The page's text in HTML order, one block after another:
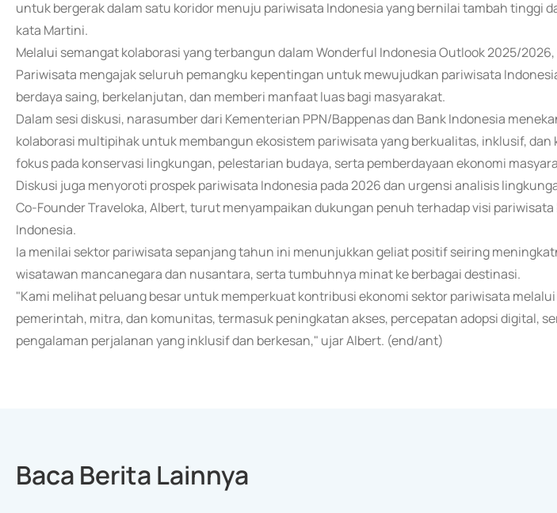
untuk bergerak dalam satu koridor menuju pariwisata Indonesia yang bernilai tambah tinggi
kata Martini.
Melalui semangat kolaborasi yang terbangun dalam Wonderful Indonesia Outlook 2025/
Pariwisata mengajak seluruh pemangku kepentingan untuk mewujudkan pariwisata
berdaya saing, berkelanjutan, dan memberi manfaat luas bagi masyarakat.
Dalam sesi diskusi, narasumber dari Kementerian PPN/Bappenas dan Bank Indonesia
kolaborasi multipihak untuk membangun ekosistem pariwisata yang berkualitas, inklusif, dan
fokus pada konservasi lingkungan, pelestarian budaya, serta pemberdayaan ekonomi
Diskusi juga menyoroti prospek pariwisata Indonesia pada 2026 dan urgensi analisis
Co-Founder Traveloka, Albert, turut menyampaikan dukungan penuh terhadap visi
Indonesia.
Ia menilai sektor pariwisata sepanjang tahun ini menunjukkan geliat positif seiring
wisatawan mancanegara dan nusantara, serta tumbuhnya minat ke berbagai destinasi.
"Kami melihat peluang besar untuk memperkuat kontribusi ekonomi sektor pariwisata
pemerintah, mitra, dan komunitas, termasuk peningkatan akses, percepatan adopsi digital,
pengalaman perjalanan yang inklusif dan berkesan," ujar Albert. (end/ant)
Baca Berita Lainnya